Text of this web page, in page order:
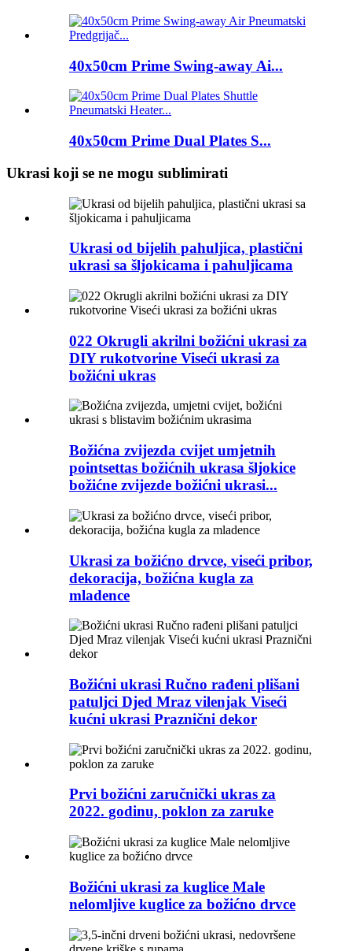
40x50cm Prime Swing-away Ai...
40x50cm Prime Dual Plates S...
Ukrasi koji se ne mogu sublimirati
Ukrasi od bijelih pahuljica, plastični
ukrasi sa šljokicama i pahuljicama
022 Okrugli akrilni božićni ukrasi za
DIY rukotvorine Viseći ukrasi za
božićni ukras
Božićna zvijezda cvijet umjetnih
pointsettas božićnih ukrasa šljokice
božićne zvijezde božićni ukrasi...
Ukrasi za božićno drvce, viseći pribor,
dekoracija, božićna kugla za
mladence
Božićni ukrasi Ručno rađeni plišani
patuljci Djed Mraz vilenjak Viseći
kućni ukrasi Praznični dekor
Prvi božićni zaručnički ukras za
2022. godinu, poklon za zaruke
Božićni ukrasi za kuglice Male
nelomljive kuglice za božićno drvce